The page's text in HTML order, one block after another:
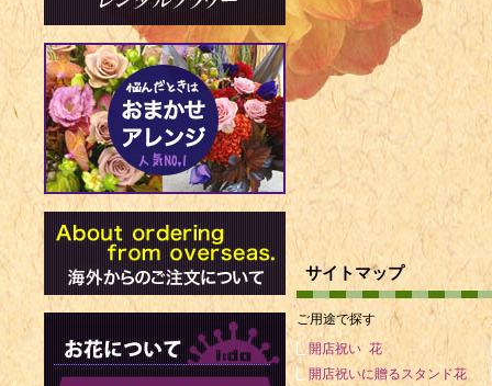
サイトマップ
ご用途で探す
開店祝い 花
開店祝いに贈るスタンド花